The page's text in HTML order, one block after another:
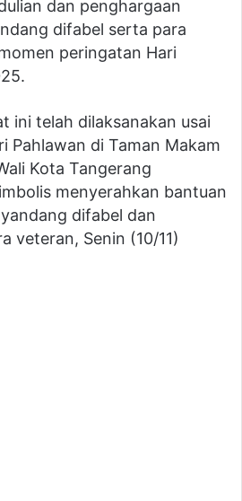
dan penghargaan
difabel serta para
peringatan Hari
ini telah dilaksanakan usai
Pahlawan di Taman Makam
Kota Tangerang
menyerahkan bantuan
difabel dan
veteran, Senin (10/11)